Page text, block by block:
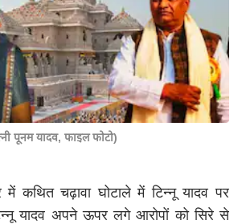
पूनम यादव, फाइल फोटो)
में कथित चढ़ावा घोटाले में टिन्नू यादव पर
यादव अपने ऊपर लगे आरोपों को सिरे से